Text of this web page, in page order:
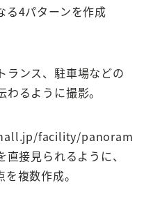
る4パターンを作成
ランス、駐車場などの
るように撮影。
facility/panoram
接見られるように、
複数作成。